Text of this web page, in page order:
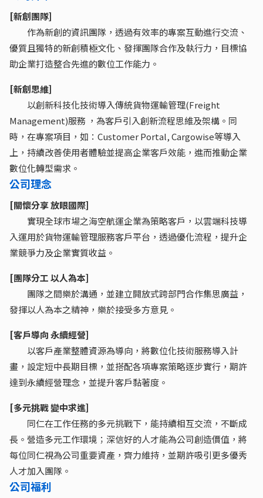
[新創團隊]
作為新創的資訊團隊，透過有效率的專案互動進行交流、
優質且獨特的新創積極文化、發揮團隊合作及執行力，目標協
助企業打造整合先進的數位工作能力。
[新創思維]
以創新科技化技術導入傳統貨物運輸管理(Freight
Management)服務 ，為客戶引入創新流程思維及架構。同
時，在專案項目，如：Customer Portal, Cargowise等導入
上，持續改善使用者體驗並提高企業客戶效能，進而推動企業
數位化轉型需求。
公司理念
[關懷分享 放眼國際]
實現全球市場之海空航運企業為策略客戶，以雲端科技導
入運用於貨物運輸管理服務客戶平台，透過優化流程，提升企
業競爭力及企業實質收益。
[團隊分工 以人為本]
團隊之間樂於溝通，並建立開放式跨部門合作集思廣益，
發揮以人為本之精神，樂於接受多方意見。
[客戶導向 永續經營]
以客戶產業整體資源為導向，將數位化技術服務導入計
畫，設定短中長期目標，並搭配各項專案策略逐步實行，期許
達到永續經營理念，並提升客戶黏著度。
[多元挑戰 變中求進]
同仁在工作任務的多元挑戰下，能持續相互交流，不斷成
長。營造多元工作環境；深信好的人才能為公司創造價值，將
每位同仁視為公司重要資產，齊力維持，並期許吸引更多優秀
人才加入團隊。
公司福利